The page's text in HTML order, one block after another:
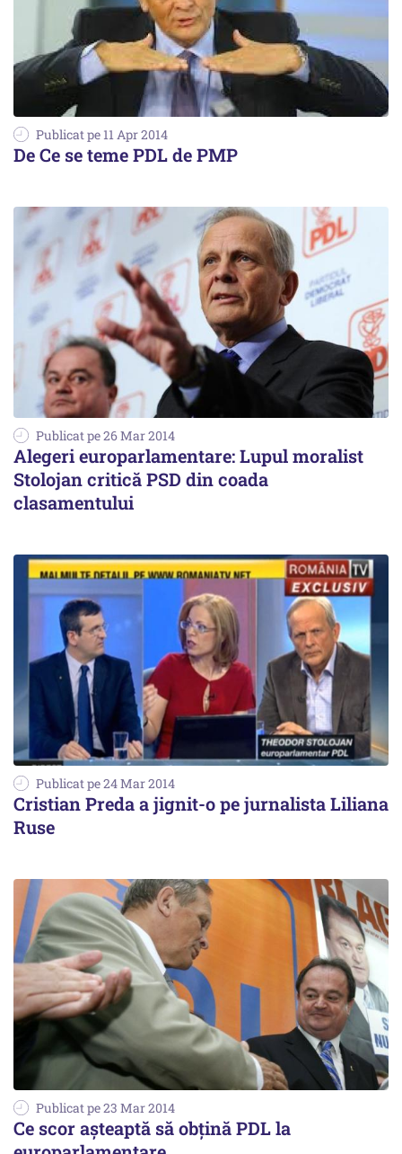
Publicat pe 11 Apr 2014
De Ce se teme PDL de PMP
Publicat pe 26 Mar 2014
Alegeri europarlamentare: Lupul moralist
Stolojan critică PSD din coada
clasamentului
Publicat pe 24 Mar 2014
Cristian Preda a jignit-o pe jurnalista Liliana
Ruse
Publicat pe 23 Mar 2014
Ce scor așteaptă să obțină PDL la